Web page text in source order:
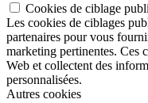
Cookies de ciblage
Les cookies de ciblages
partenaires pour vous
marketing pertinentes. Ces
Web et collectent des
personnalisées.
Autres cookies